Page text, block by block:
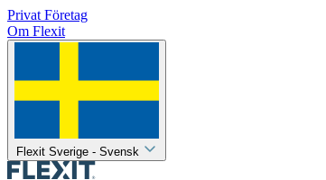
Privat Företag
Om Flexit
Flexit Sverige - Svensk